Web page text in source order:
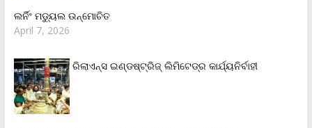
ଲର୍ନିଂ ମଡ୍ୟୁଲ ଉନ୍ମୋଚିତ
April 7, 2026
ରିଲାଏନ୍‌ସ ଇଣ୍ଡଷ୍ଟ୍ରିଜ୍ ଲିମିଟେଡ୍‌ର କାର୍ଯ୍ୟନିର୍ବାହୀ